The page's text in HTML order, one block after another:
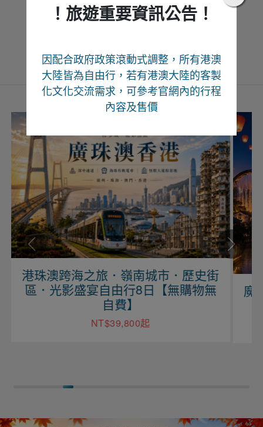
！旅遊重要資訊公告！
因配合政府政策滾動式調整，所有港澳
大陸皆為自由行，若有港澳大陸的客製
化文化交流需求，可參考官網內的行程
內容及售價
Recommend
港珠澳跨海之旅．嶺南城市．歷史街
區．光影盛宴自由行8日【無購物無
自費】
NT$39,800起
魔